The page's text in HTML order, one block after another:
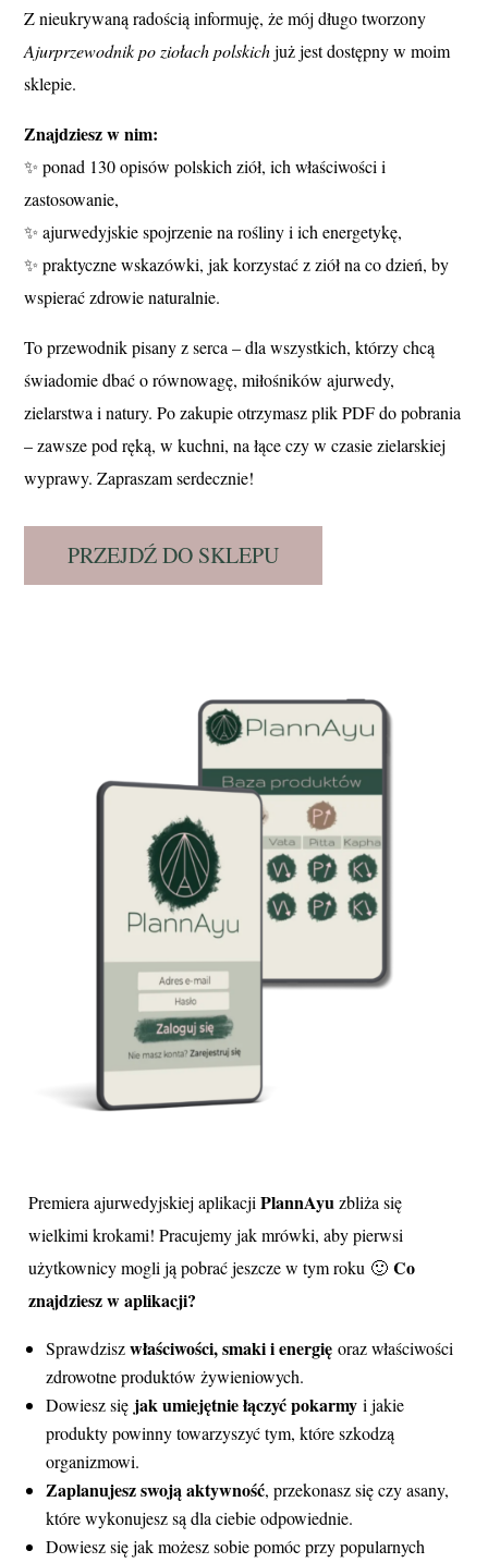
Z nieukrywaną radością informuję, że mój długo tworzony
Ajurprzewodnik po ziołach polskichjuż jest dostępny w moim
sklepie.
Znajdziesz w nim:
✨ ponad 130 opisów polskich ziół, ich właściwości i
zastosowanie,
✨ ajurwedyjskie spojrzenie na rośliny i ich energetykę,
✨ praktyczne wskazówki, jak korzystać z ziół na co dzień, by
wspierać zdrowie naturalnie.
To przewodnik pisany z serca – dla wszystkich, którzy chcą
świadomie dbać o równowagę, miłośników ajurwedy,
zielarstwa i natury. Po zakupie otrzymasz plik PDF do pobrania
– zawsze pod ręką, w kuchni, na łące czy w czasie zielarskiej
wyprawy. Zapraszam serdecznie!
PRZEJDŹ DO SKLEPU
Premiera ajurwedyjskiej aplikacjiPlannAyuzbliża się
wielkimi krokami! Pracujemy jak mrówki, aby pierwsi
użytkownicy mogli ją pobrać jeszcze w tym roku 🙂Co
znajdziesz w aplikacji?
Sprawdziszwłaściwości, smaki i energię oraz właściwości
zdrowotne produktów żywieniowych.
Dowiesz się jak umiejętnie łączyć pokarmy i jakie
produkty powinny towarzyszyć tym, które szkodzą
organizmowi.
Zaplanujesz swoją aktywność, przekonasz się czy asany,
które wykonujesz są dla ciebie odpowiednie.
Dowiesz się jak możesz sobie pomóc przy popularnych